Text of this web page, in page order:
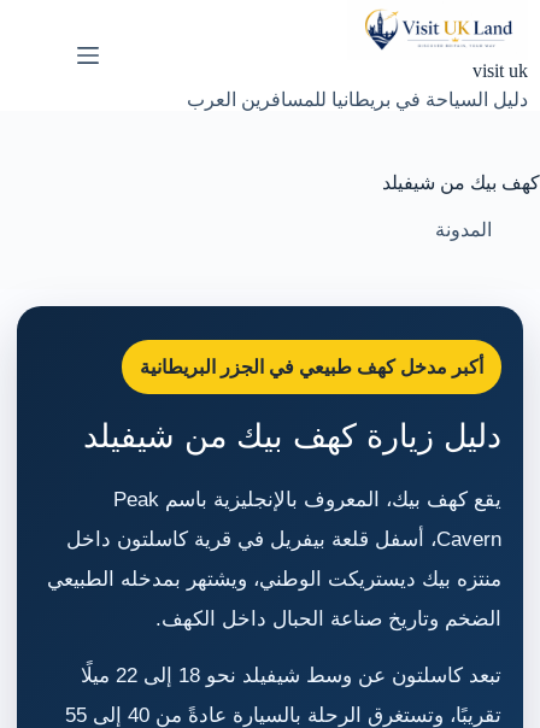
visit uk
دليل السياحة في بريطانيا للمسافرين العرب
كهف بيك من شيفيلد
المدونة
أكبر مدخل كهف طبيعي في الجزر البريطانية
دليل زيارة كهف بيك من شيفيلد
يقع كهف بيك، المعروف بالإنجليزية باسم Peak
Cavern، أسفل قلعة بيفريل في قرية كاسلتون داخل
منتزه بيك ديستريكت الوطني، ويشتهر بمدخله الطبيعي
الضخم وتاريخ صناعة الحبال داخل الكهف.
تبعد كاسلتون عن وسط شيفيلد نحو 18 إلى 22 ميلًا
تقريبًا، وتستغرق الرحلة بالسيارة عادةً من 40 إلى 55